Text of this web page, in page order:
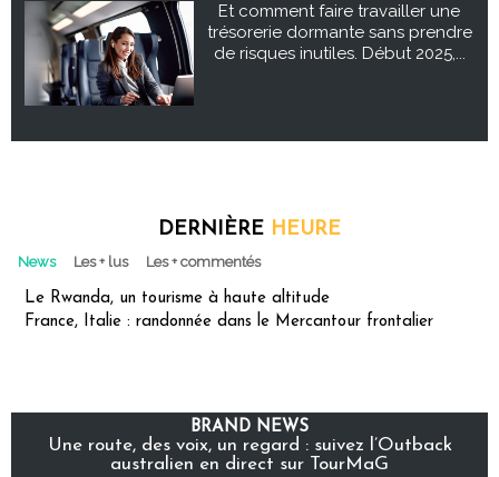
Et comment faire travailler une
trésorerie dormante sans prendre
de risques inutiles. Début 2025,...
DERNIÈRE HEURE
News Les + lus Les + commentés
Le Rwanda, un tourisme à haute altitude
France, Italie : randonnée dans le Mercantour frontalier
BRAND NEWS
Une route, des voix, un regard : suivez l’Outback
australien en direct sur TourMaG